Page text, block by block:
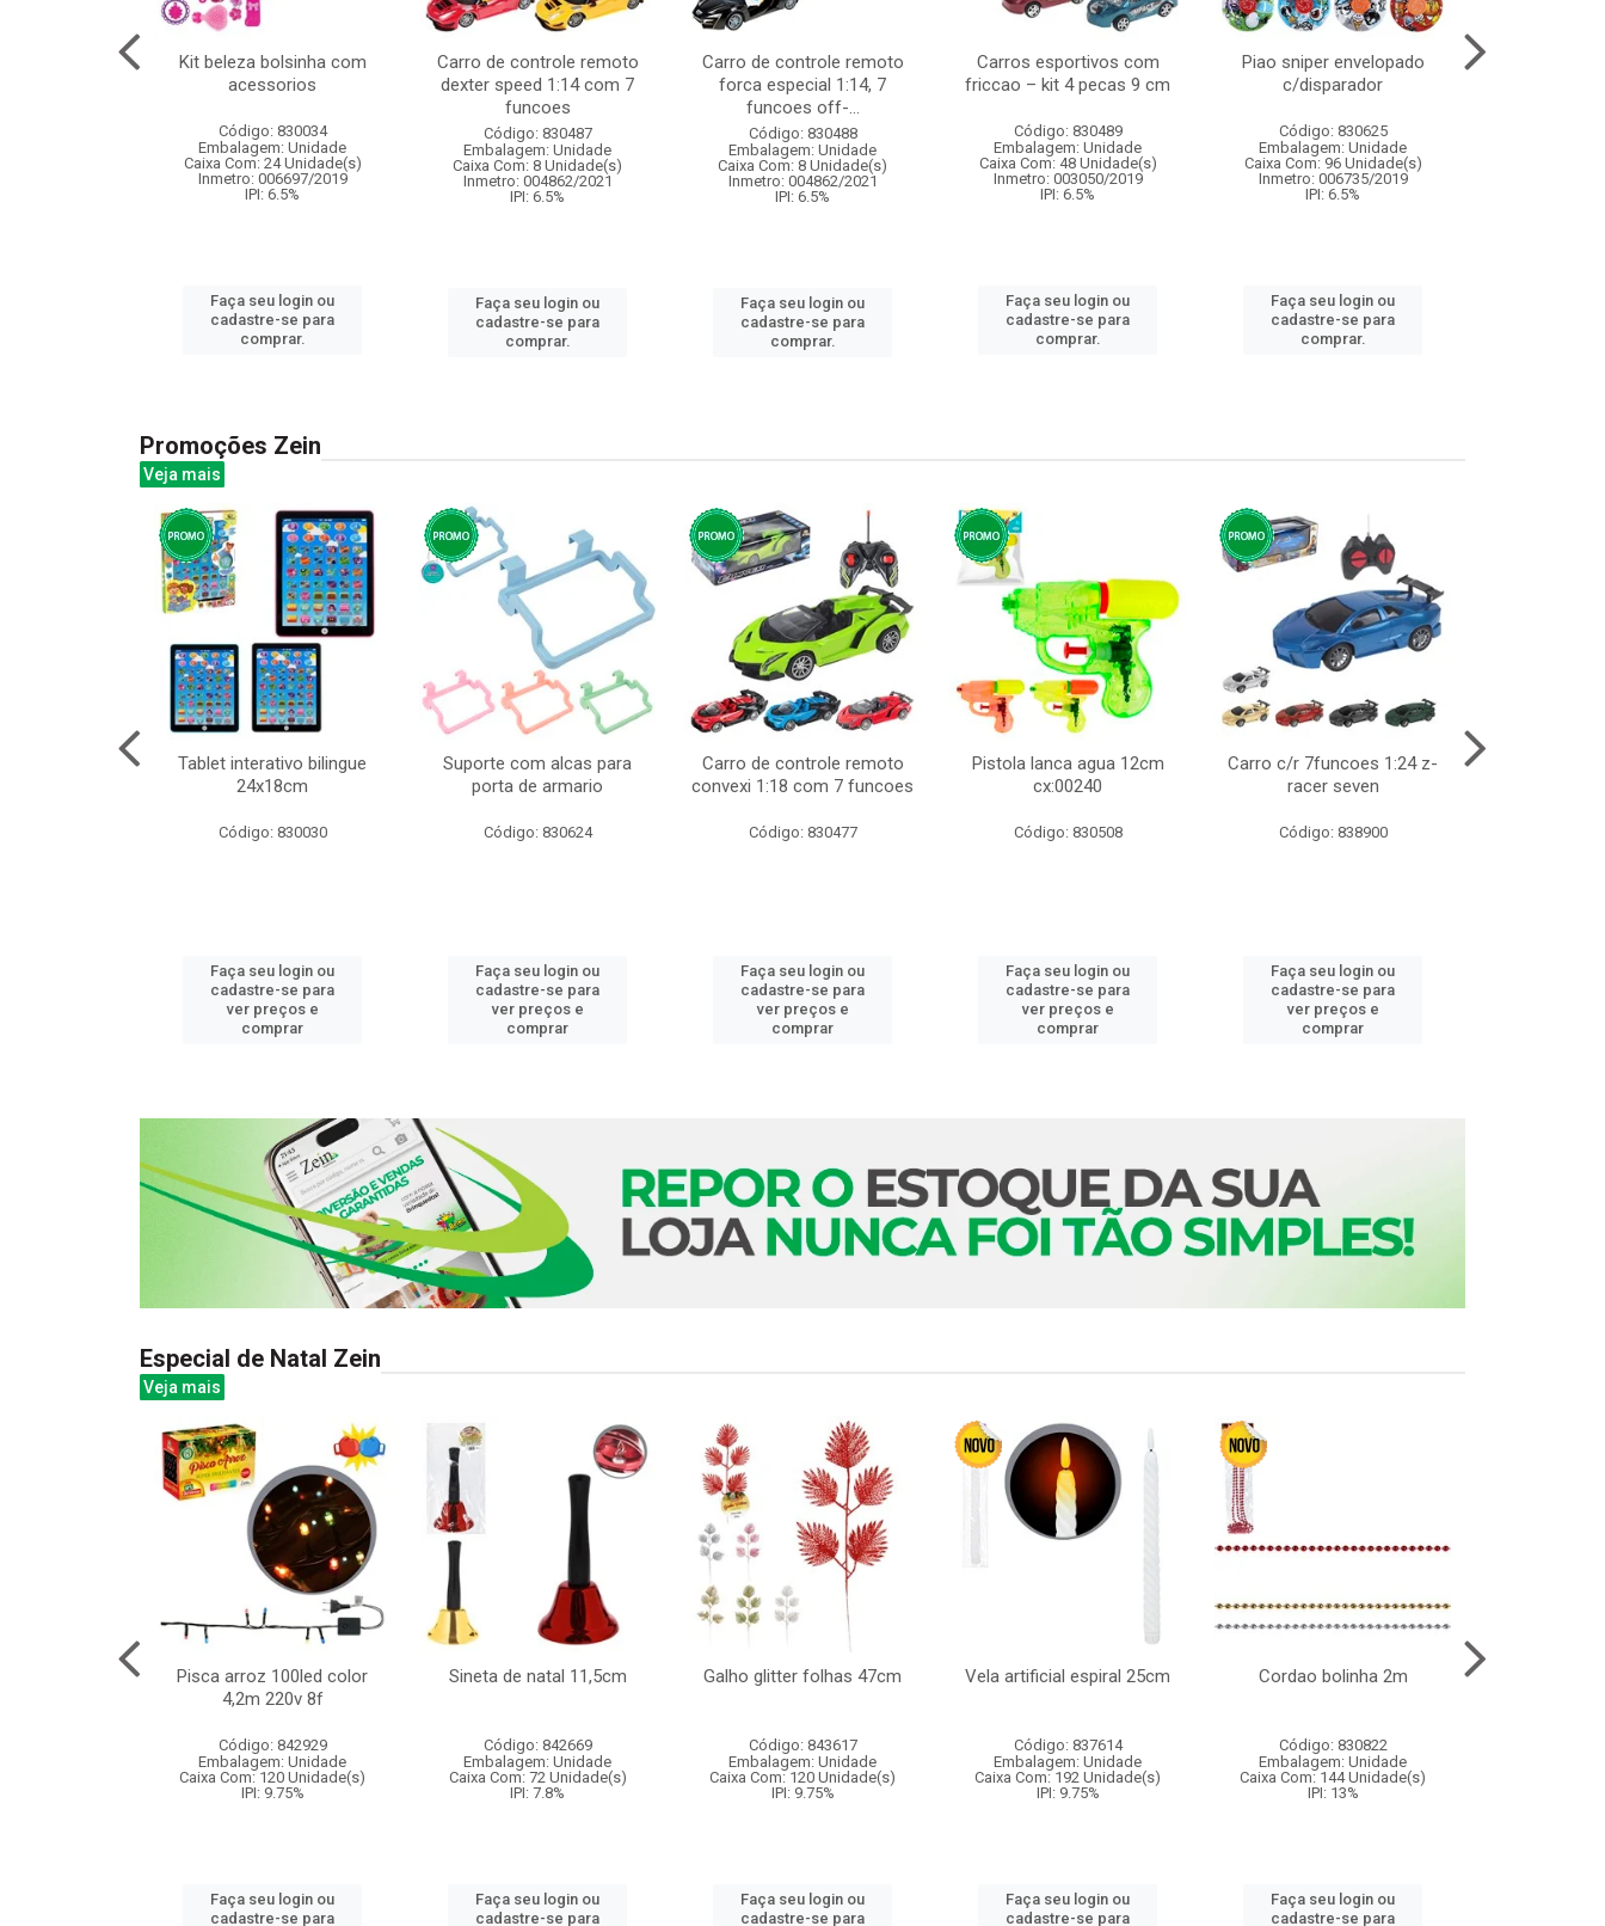
Kit beleza bolsinha com
acessorios
Código: 830034
Embalagem: Unidade
Caixa Com: 24 Unidade(s)
Inmetro: 006697/2019
IPI: 6.5%
Faça seu login ou
cadastre-se para
comprar.
Carro de controle remoto
dexter speed 1:14 com 7
funcoes
Código: 830487
Embalagem: Unidade
Caixa Com: 8 Unidade(s)
Inmetro: 004862/2021
IPI: 6.5%
Faça seu login ou
cadastre-se para
comprar.
Carro de controle remoto
forca especial 1:14, 7
funcoes off-...
Código: 830488
Embalagem: Unidade
Caixa Com: 8 Unidade(s)
Inmetro: 004862/2021
IPI: 6.5%
Faça seu login ou
cadastre-se para
comprar.
Carros esportivos com
friccao – kit 4 pecas 9 cm
Código: 830489
Embalagem: Unidade
Caixa Com: 48 Unidade(s)
Inmetro: 003050/2019
IPI: 6.5%
Faça seu login ou
cadastre-se para
comprar.
Piao sniper envelopado
c/disparador
Código: 830625
Embalagem: Unidade
Caixa Com: 96 Unidade(s)
Inmetro: 006735/2019
IPI: 6.5%
Faça seu login ou
cadastre-se para
comprar.
Promoções Zein
Veja mais
Tablet interativo bilingue
24x18cm
Código: 830030
Faça seu login ou
cadastre-se para
ver preços e
comprar
Suporte com alcas para
porta de armario
Código: 830624
Faça seu login ou
cadastre-se para
ver preços e
comprar
Carro de controle remoto
convexi 1:18 com 7 funcoes
Código: 830477
Faça seu login ou
cadastre-se para
ver preços e
comprar
Pistola lanca agua 12cm
cx:00240
Código: 830508
Faça seu login ou
cadastre-se para
ver preços e
comprar
Carro c/r 7funcoes 1:24 z-
racer seven
Código: 838900
Faça seu login ou
cadastre-se para
ver preços e
comprar
Especial de Natal Zein
Veja mais
Pisca arroz 100led color
4,2m 220v 8f
Código: 842929
Embalagem: Unidade
Caixa Com: 120 Unidade(s)
IPI: 9.75%
Faça seu login ou
cadastre-se para
Sineta de natal 11,5cm
Código: 842669
Embalagem: Unidade
Caixa Com: 72 Unidade(s)
IPI: 7.8%
Faça seu login ou
cadastre-se para
Galho glitter folhas 47cm
Código: 843617
Embalagem: Unidade
Caixa Com: 120 Unidade(s)
IPI: 9.75%
Faça seu login ou
cadastre-se para
Vela artificial espiral 25cm
Código: 837614
Embalagem: Unidade
Caixa Com: 192 Unidade(s)
IPI: 9.75%
Faça seu login ou
cadastre-se para
Cordao bolinha 2m
Código: 830822
Embalagem: Unidade
Caixa Com: 144 Unidade(s)
IPI: 13%
Faça seu login ou
cadastre-se para